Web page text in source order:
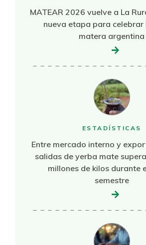
MATEAR 2026 vuelve a La
nueva etapa para celebrar
matera argentina
ESTADÍSTICAS
Entre mercado interno y
salidas de yerba mate
millones de kilos durante
semestre